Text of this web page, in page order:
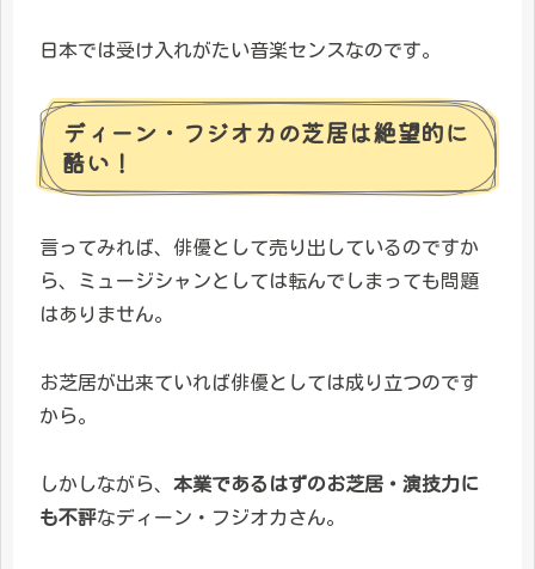
日本では受け入れがたい音楽センスなのです。
ディーン・フジオカの芝居は絶望的に
酷い！
言ってみれば、俳優として売り出しているのですか
ら、ミュージシャンとしては転んでしまっても問題
はありません。
お芝居が出来ていれば俳優としては成り立つのです
から。
しかしながら、 本業であるはずのお芝居・演技力に
も不評なディーン・フジオカさん。